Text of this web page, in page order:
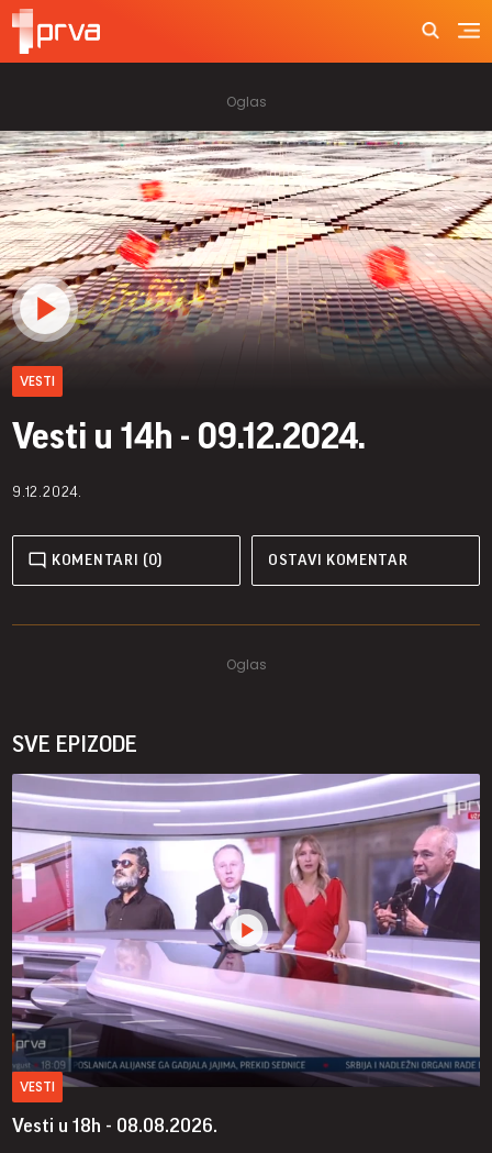
VESTI
Vesti u 14h - 09.12.2024.
9.12.2024.
KOMENTARI (0) OSTAVI KOMENTAR
SVE EPIZODE
VESTI
Vesti u 18h - 08.08.2026.